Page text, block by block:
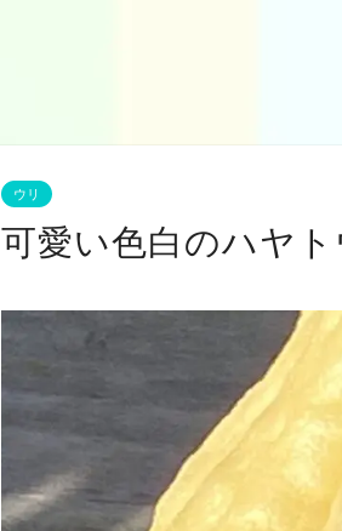
ウリ
可愛い色白のハヤト